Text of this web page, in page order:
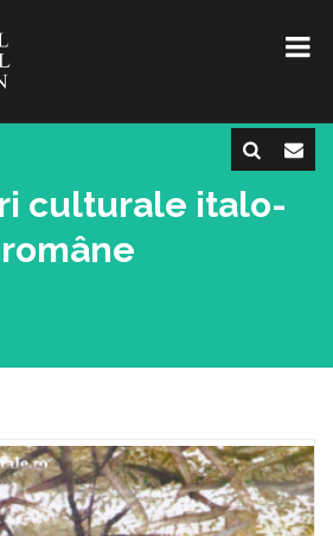
culturale italo-
române